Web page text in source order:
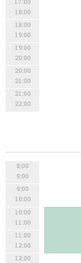
17:00
18:00
18:00
19:00
19:00
20:00
20:00
21:00
21:00
22:00
8:00
9:00
9:00
10:00
10:00
11:00
11:00
12:00
12:00